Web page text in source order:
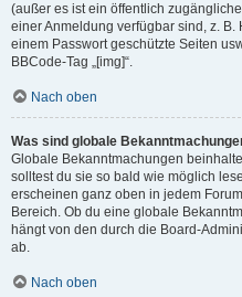
(außer es ist ein öffentlich
einer Anmeldung verfügbar sind, z.
einem Passwort geschützte Seiten
BBCode-Tag „[img]“.
Nach oben
Was sind globale
Globale Bekanntmachungen
solltest du sie so bald wie möglich
erscheinen ganz oben in jedem
Bereich. Ob du eine globale
hängt von den durch die Board-
ab.
Nach oben